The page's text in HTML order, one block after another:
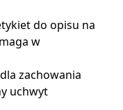
do opisu na
w
zachowania
uchwyt